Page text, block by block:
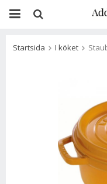
Startsida I köket